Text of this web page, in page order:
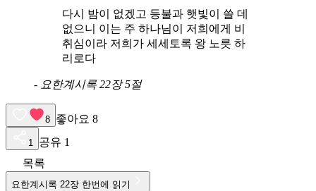
다시 밤이 없겠고 등불과 햇빛이 쓸 데
없으니 이는 주 하나님이 저희에게 비
취심이라 저희가 세세토록 왕 노릇 하
리로다
- 요한계시록 22장 5절
8 좋아요 8
1 공유 1
목록
요한계시록 22장 한번에 읽기